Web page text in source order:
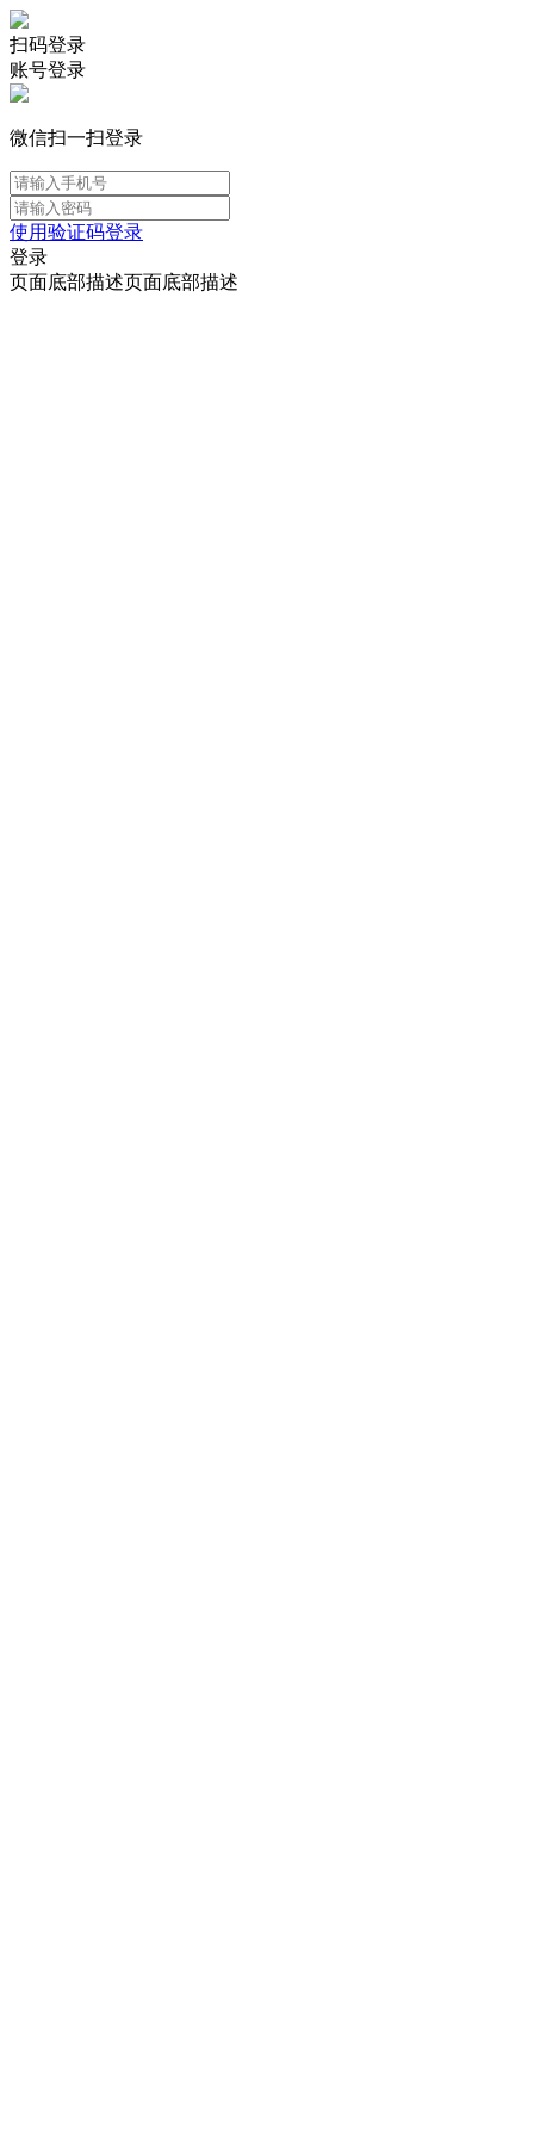
扫码登录
账号登录
微信扫一扫登录
使用验证码登录
登录
页面底部描述页面底部描述